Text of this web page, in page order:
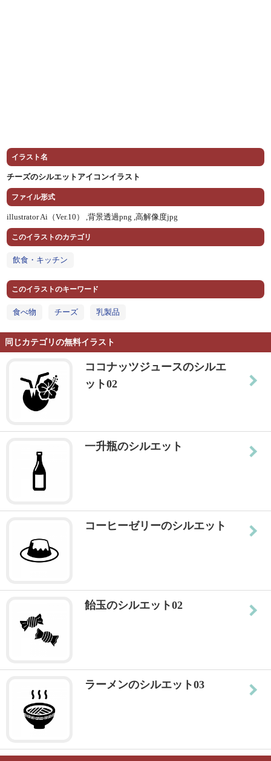
イラスト名
チーズのシルエットアイコンイラスト
ファイル形式
illustrator Ai（Ver.10） ,背景透過png ,高解像度jpg
このイラストのカテゴリ
飲食・キッチン
このイラストのキーワード
食べ物 チーズ 乳製品
同じカテゴリの無料イラスト
ココナッツジュースのシルエ
ット02
一升瓶のシルエット
コーヒーゼリーのシルエット
飴玉のシルエット02
ラーメンのシルエット03